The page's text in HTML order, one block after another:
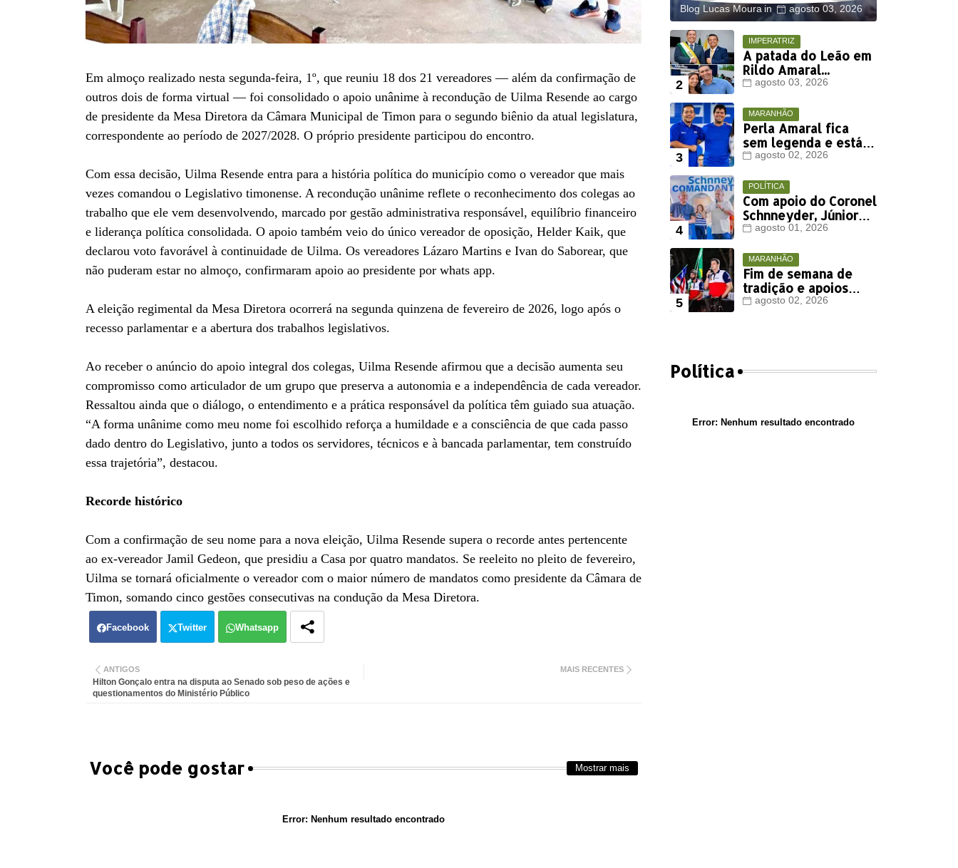
Em almoço realizado nesta segunda-feira, 1º, que reuniu 18 dos 21 vereadores — além da confirmação de
outros dois de forma virtual — foi consolidado o apoio unânime à recondução de Uilma Resende ao cargo
de presidente da Mesa Diretora da Câmara Municipal de Timon para o segundo biênio da atual legislatura,
correspondente ao período de 2027/2028. O próprio presidente participou do encontro.
Com essa decisão, Uilma Resende entra para a história política do município como o vereador que mais
vezes comandou o Legislativo timonense. A recondução unânime reflete o reconhecimento dos colegas ao
trabalho que ele vem desenvolvendo, marcado por gestão administrativa responsável, equilíbrio financeiro
e liderança política consolidada. O apoio também veio do único vereador de oposição, Helder Kaik, que
declarou voto favorável à continuidade de Uilma. Os vereadores Lázaro Martins e Ivan do Saborear, que
não puderam estar no almoço, confirmaram apoio ao presidente por whats app.
A eleição regimental da Mesa Diretora ocorrerá na segunda quinzena de fevereiro de 2026, logo após o
recesso parlamentar e a abertura dos trabalhos legislativos.
Ao receber o anúncio do apoio integral dos colegas, Uilma Resende afirmou que a decisão aumenta seu
compromisso como articulador de um grupo que preserva a autonomia e a independência de cada vereador.
Ressaltou ainda que o diálogo, o entendimento e a prática responsável da política têm guiado sua atuação.
“A forma unânime como meu nome foi escolhido reforça a humildade e a consciência de que cada passo
dado dentro do Legislativo, junto a todos os servidores, técnicos e à bancada parlamentar, tem construído
essa trajetória”, destacou.
Recorde histórico
Com a confirmação de seu nome para a nova eleição, Uilma Resende supera o recorde antes pertencente
ao ex-vereador Jamil Gedeon, que presidiu a Casa por quatro mandatos. Se reeleito no pleito de fevereiro,
Uilma se tornará oficialmente o vereador com o maior número de mandatos como presidente da Câmara de
Timon, somando cinco gestões consecutivas na condução da Mesa Diretora.
Facebook Twitter Whatsapp
MAIS RECENTES
ANTIGOS
Hilton Gonçalo entra na disputa ao Senado sob peso de ações e
questionamentos do Ministério Público
Você pode gostar Mostrar mais
Error: Nenhum resultado encontrado
Blog Lucas Moura agosto 03, 2026
IMPERATRIZ
A patada do Leão em
Rildo Amaral...
agosto 03, 2026
MARANHÃO
Perla Amaral fica
sem legenda e está
fora da disputa
agosto 02, 2026
POLÍTICA
Com apoio do Coronel
Schnneyder, Júnior
Viana deve ter
em Timon
agosto 01, 2026
MARANHÃO
Fim de semana de
tradição e apoios
políticos marca
agosto 02, 2026
Política
Error: Nenhum resultado encontrado